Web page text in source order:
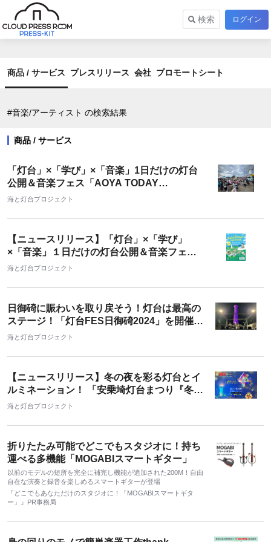
検索 ログイン
商品 / サービス プレスリリース 会社 プロモートシート
#音楽/アーティスト の検索結果
商品 / サービス
「灯台」×「学び」×「音楽」1日だけの灯台
公開＆音楽フェス「AOYA TODAY
FESTIVAL」を開催しました！
海と灯台プロジェクト
【ニュースリリース】「灯台」×「学び」
×「音楽」１日だけの灯台公開＆音楽フェス
「AOYA TODAY FESTIVAL」を開催 ！
海と灯台プロジェクト
日御碕に賑わいを取り戻そう！灯台は最高の
ステージ！「灯台FES日御碕2024」を開催し
ました
海と灯台プロジェクト
【ニュースリリース】冬の夜を彩る灯台とイ
ルミネーション！ 「安乗埼灯台まつり『冬の
段』」開催 ！
海と灯台プロジェクト
折りたたみ可能でどこでもスタジオに！持ち
運べる多機能「MOGABIスマートギター」
以前のモデルの短所を完全に補完し機能が追加された200M！自由
自在な演奏と録音を楽しめるスマートギターが登場
『どこでもあなただけのスタジオに！「MOGABIスマートギタ
ー」』PR事務局